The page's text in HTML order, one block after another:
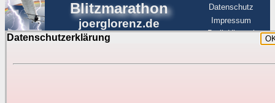
Datenschutzerklärung
Blitzmarathon
joerglorenz.de
Datenschutz
Impressum
BerlinHimmel
Blitzmarathon
Luftfahrt